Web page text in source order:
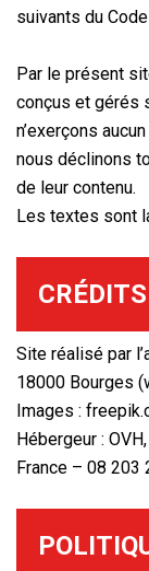
suivants du
Par le présent
conçus et gérés
n’exerçons
nous déclinons
de leur contenu.
Les textes sont
CRÉDITS
Site réalisé par
18000 Bourges
Images :
Hébergeur :
France – 08 203